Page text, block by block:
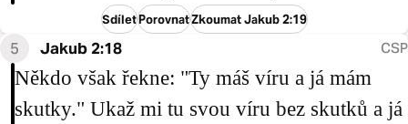
SdíletPorovnatZkoumat Jakub 2:19
5 Jakub 2:18 CSP
Někdo však řekne: "Ty máš víru a já mám
skutky." Ukaž mi tu svou víru bez skutků a já